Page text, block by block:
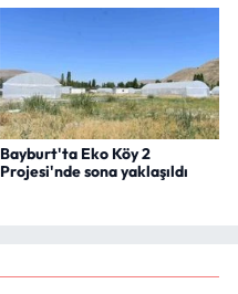
Bayburt'ta Eko Köy 2
Projesi'nde sona yaklaşıldı